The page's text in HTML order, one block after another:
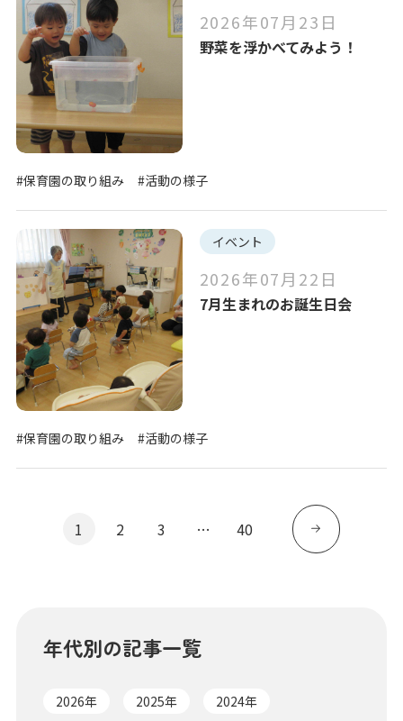
2026年07月23日
野菜を浮かべてみよう！
#保育園の取り組み #活動の様子
イベント
2026年07月22日
7月生まれのお誕生日会
#保育園の取り組み #活動の様子
1 2 3 … 40
年代別の記事一覧
2026年 2025年 2024年